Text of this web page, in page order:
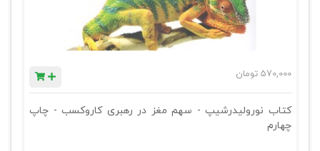
570,000 تومان
کتاب نورولیدرشیپ - سهم مغز در رهبری کاروکسب - چاپ
چهارم